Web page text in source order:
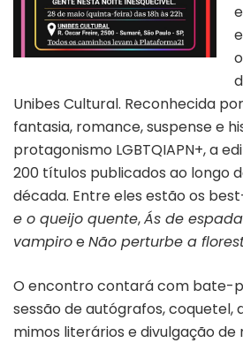
Unibes Cultural. Reconhecida
fantasia, romance, suspense e
protagonismo LGBTQIAPN+, a
200 títulos publicados ao longo
década. Entre eles estão os
e o queijo quente,Ás de
vampiroeNão perturbe a
O encontro contará com bate-
sessão de autógrafos, coquetel,
mimos literários e divulgação de